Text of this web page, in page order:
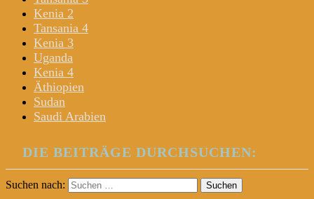
Kenia 2
Tansania 4
Kenia 3
Uganda
Kenia 4
Äthiopien
Sudan
Saudi Arabien
DIE BEITRÄGE DURCHSUCHEN:
Suchen nach: